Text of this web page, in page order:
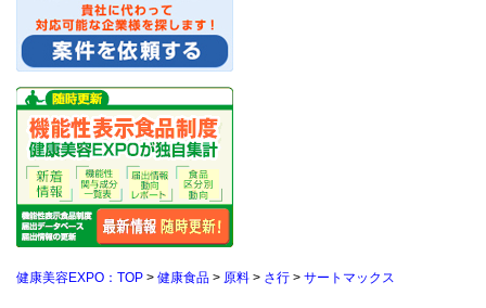
健康美容EXPO：TOP > 健康食品 > 原料 > さ行 > サートマックス